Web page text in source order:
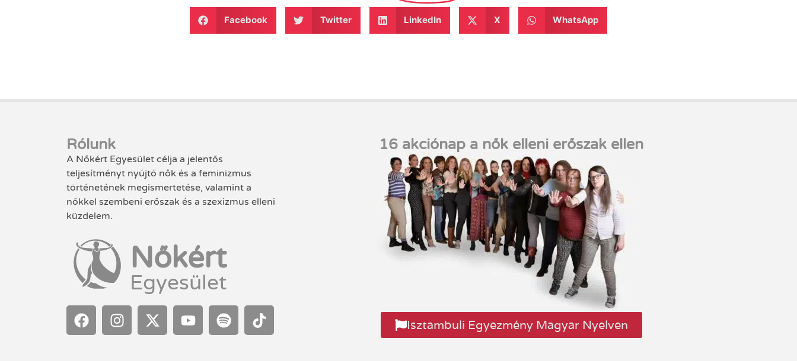
Facebook Twitter LinkedIn X WhatsApp
Rólunk
A Nőkért Egyesület célja a jelentős
teljesítményt nyújtó nők és a feminizmus
történetének megismertetése, valamint a
nőkkel szembeni erőszak és a szexizmus elleni
küzdelem.
Nőkért
Egyesület
16 akciónap a nők elleni erőszak ellen
Isztambuli Egyezmény Magyar Nyelven